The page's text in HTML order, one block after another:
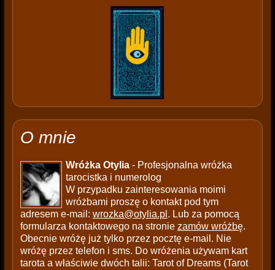
O mnie
Wróżka Otylia- Profesjonalna wróżka
tarocistka i numerolog
W przypadku zainteresowania moimi
wróżbami proszę o kontakt pod tym
adresem e-mail: wrozka@otylia.pl . Lub za pomocą
formularza kontaktowego na stronie zamów wróżbę.
Obecnie wróżę już tylko przez pocztę e-mail. Nie
wróżę przez telefon i sms. Do wróżenia używam kart
tarota a właściwie dwóch talii: Tarot of Dreams (Tarot